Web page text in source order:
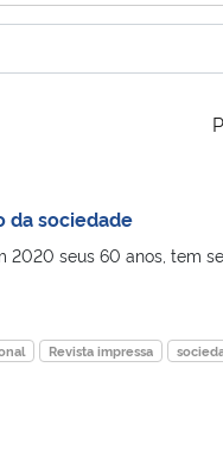
da sociedade
2020 seus 60 anos, tem se
Revista impressa